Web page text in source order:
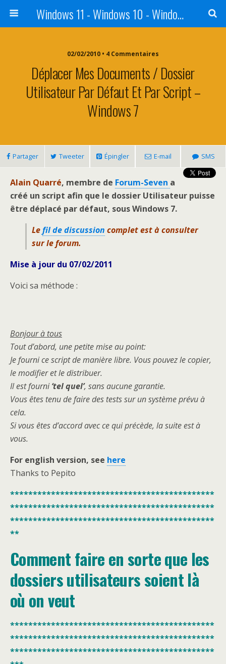
Windows 11 - Windows 10 - Windows 8 - Windows 7 - VISTA
02/02/2010 • 4 Commentaires
Déplacer Mes Documents / Dossier
Utilisateur Par Défaut Et Par Script –
Windows 7
Partager Tweeter Épingler E-mail SMS
Alain Quarré, membre de Forum-Seven a
créé un script afin que le dossier Utilisateur puisse
être déplacé par défaut, sous Windows 7.
Lefil de discussion complet est à consulter
sur le forum.
Mise à jour du 07/02/2011
Voici sa méthode :
Bonjour à tous
Tout d’abord, une petite mise au point:
Je fourni ce script de manière libre. Vous pouvez le copier,
le modifier et le distribuer.
Il est fourni‘tel quel’, sans aucune garantie.
Vous êtes tenu de faire des tests sur un système prévu à
cela.
Si vous êtes d’accord avec ce qui précède, la suite est à
vous.
For english version, see here
Thanks to Pepito
*********************************************
*********************************************
*********************************************
**
Comment faire en sorte que les
dossiers utilisateurs soient là
où on veut
*********************************************
*********************************************
*********************************************